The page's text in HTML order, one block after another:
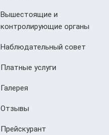
Вышестоящие и
контролирующие органы
Наблюдательный совет
Платные услуги
Галерея
Отзывы
Прейскурант